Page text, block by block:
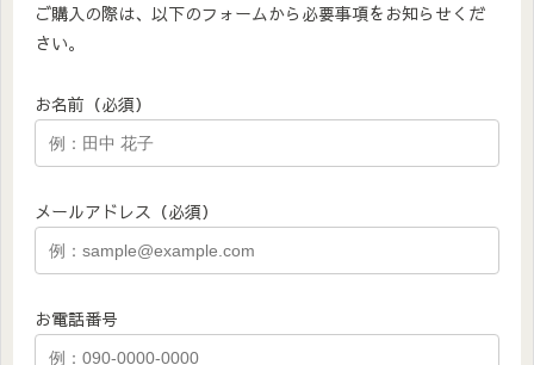
ご購入の際は、以下のフォームから必要事項をお知らせくだ
さい。
お名前（必須）
メールアドレス（必須）
お電話番号